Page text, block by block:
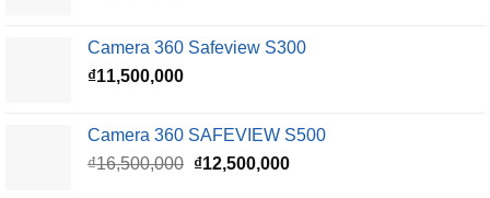
Camera 360 Safeview S300
₫11,500,000
Camera 360 SAFEVIEW S500
₫16,500,000 Giá
₫12,500,000Giá